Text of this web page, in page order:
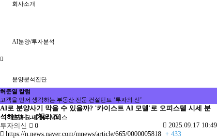
회사소개
AI분양/투자분석
분양분석진단
분양 단체계약 서비스
허준열 칼럼
고객을 먼저 생각하는 부동산 전문 컨설턴트 ‘투자의 신’
AI로 분양사기 막을 수 있을까? '카이스트 AI 모델'로 오피스텔 시세 분
석해보니… [視리즈]
투자의신
0
2025.09.17 10:49
https://n.news.naver.com/mnews/article/665/0000005818 + 433